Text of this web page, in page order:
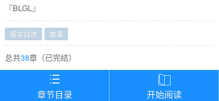
『BLGL』
真实自述 故事
总共38章（已完结）

章节目录

开始阅读